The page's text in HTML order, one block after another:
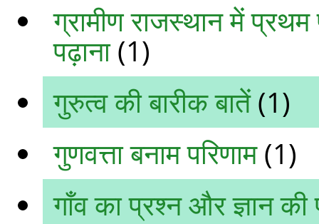
ग्रामीण राजस्‍थान में प्रथम
पढ़ाना(1)
गुरुत्व की बारीक बातें(1)
गुणवत्ता बनाम परिणाम(1)
गाँव का प्रश्न और ज्ञान